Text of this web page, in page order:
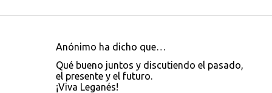
Anónimo ha dicho que…
Qué bueno juntos y discutiendo el pasado,
el presente y el futuro.
¡Viva Leganés!